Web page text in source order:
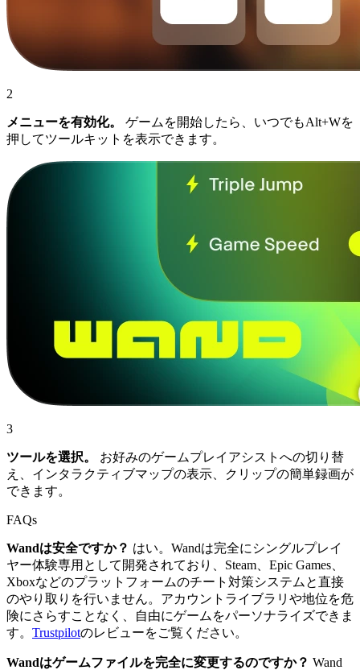
2
メニューを有効化。
ゲームを開始したら、いつでもAlt+Wを
押してツールキットを表示できます。
3
ツールを選択。
お好みのゲームプレイアシストへの切り替
え、インタラクティブマップの表示、クリップの簡単録画が
できます。
FAQs
Wandは安全ですか？ はい。Wandは完全にシングルプレイ
ヤー体験専用として開発されており、Steam、Epic Games、
Xboxなどのプラットフォームのチート対策システムと直接
のやり取りを行いません。アカウントライブラリや地位を危
険にさらすことなく、自由にゲームをパーソナライズできま
す。 Trustpilotのレビューをご覧ください。
Wandはゲームファイルを完全に変更するのですか？ Wand